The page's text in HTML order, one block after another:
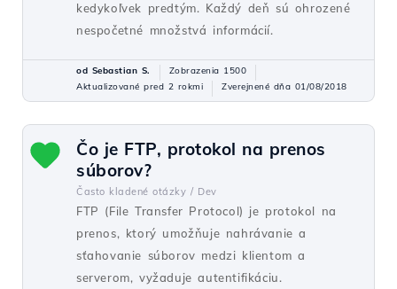
kedykoľvek predtým. Každý deň sú ohrozené
nespočetné množstvá informácií.
od Sebastian S.
Zobrazenia 1500
Aktualizované pred 2 rokmi
Zverejnené dňa 01/08/2018
Čo je FTP, protokol na prenos
súborov?
Často kladené otázky / Dev
FTP (File Transfer Protocol) je protokol na
prenos, ktorý umožňuje nahrávanie a
sťahovanie súborov medzi klientom a
serverom, vyžaduje autentifikáciu.